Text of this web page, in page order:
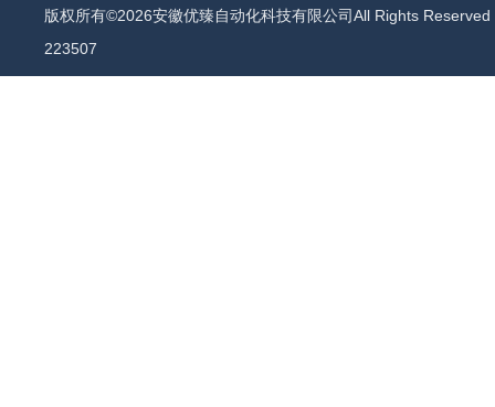
版权所有©2026安徽优臻自动化科技有限公司All Rights
223507